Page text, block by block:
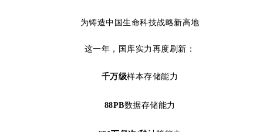
为铸造中国生命科技战略新高地
这一年，国库实力再度刷新：
千万级样本存储能力
88PB数据存储能力